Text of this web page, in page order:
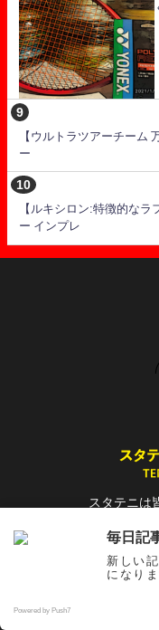
【ウルトラツアーチーム
ー
【ルキシロン:特徴的なラ
ー インプレ
スタテニは
テ
毎日記
新しい
になり
Powered by Push7